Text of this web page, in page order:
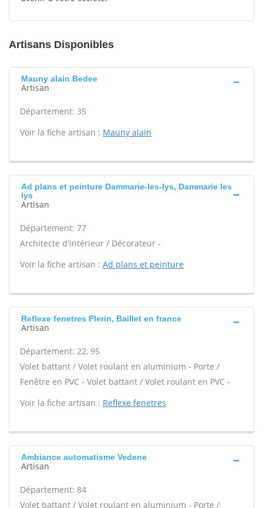
Artisans Disponibles
Mauny alain Bedee
Artisan
Département: 35
Voir la fiche artisan : Mauny alain
Ad plans et peinture Dammarie-les-lys, Dammarie les
lys
Artisan
Département: 77
Architecte d'intérieur / Décorateur -
Voir la fiche artisan : Ad plans et peinture
Reflexe fenetres Plerin, Baillet en france
Artisan
Département: 22, 95
Volet battant / Volet roulant en aluminium - Porte /
Fenêtre en PVC - Volet battant / Volet roulant en PVC -
Voir la fiche artisan : Reflexe fenetres
Ambiance automatisme Vedene
Artisan
Département: 84
Volet battant / Volet roulant en aluminium - Porte /